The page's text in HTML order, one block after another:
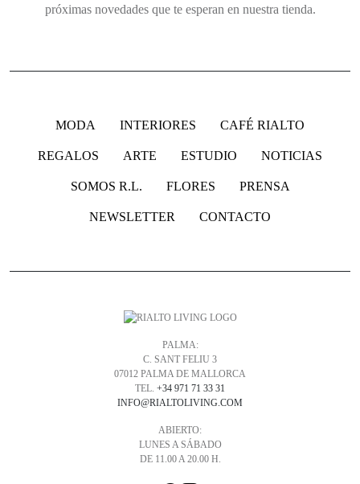
próximas novedades que te esperan en nuestra tienda.
MODA INTERIORES CAFÉ RIALTO
REGALOS ARTE ESTUDIO NOTICIAS
SOMOS R.L. FLORES PRENSA
NEWSLETTER CONTACTO
PALMA:
C. SANT FELIU 3
07012 PALMA DE MALLORCA
TEL. +34 971 71 33 31
INFO@RIALTOLIVING.COM
ABIERTO:
LUNES A SÁBADO
DE 11.00 A 20.00 H.